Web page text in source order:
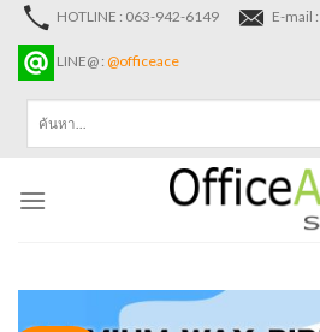
Skip
content
HOTLINE : 063-942-6149 E-mail :
LINE@ : @officeace